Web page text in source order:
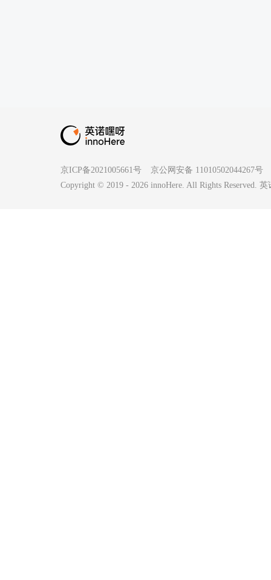
京ICP备2021005661号
京公网安备 11010502044267号
Copyright © 2019 - 2026 innoHere. All Rights Reserved.